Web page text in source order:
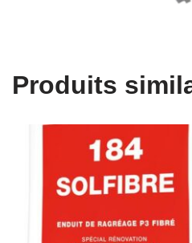
Produits